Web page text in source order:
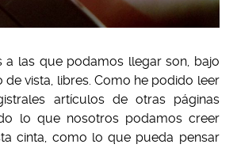
a las que podamos llegar son, bajo
vista, libres. Como he podido leer
artículos de otras páginas
lo que nosotros podamos creer
cinta, como lo que pueda pensar